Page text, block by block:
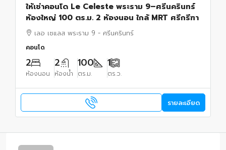
ให้เช่าคอนโด Le Celeste พระราม 9–ศรีนครินทร์
ห้องใหญ่ 100 ตร.ม. 2 ห้องนอน ใกล้ MRT ศรีกรีฑา
เลอ เซแลส พระราม 9 - ศรีนครินทร์
คอนโด
2
ห้องนอน
2
ห้องน้ำ
100
ตร.ม.
1
ตร.ว.
รายละเอียด